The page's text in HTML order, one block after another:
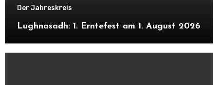
Der Jahreskreis
Lughnasadh: 1. Erntefest am 1. August 2026